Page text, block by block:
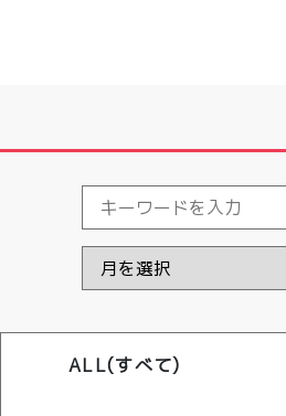
ALL(すべて)